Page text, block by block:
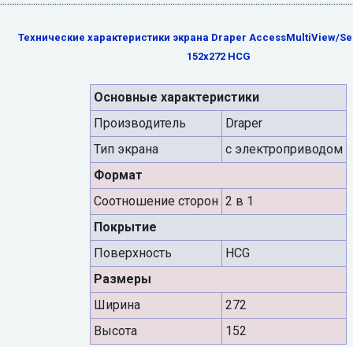
Технические характеристики экрана Draper AccessMultiView/
152x272 HCG
Основные характеристики
Производитель
Draper
Тип экрана
с электроприводом
Формат
Cоотношение сторон 2 в 1
Покрытие
Поверхность
HCG
Размеры
Ширина
272
Высота
152